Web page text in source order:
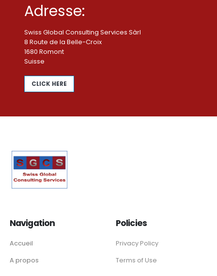
Adresse:
Swiss Global Consulting Services Sàrl
8 Route de la Belle-Croix
1680 Romont
Suisse
CLICK HERE
Navigation
Accueil
A propos
Policies
Privacy Policy
Terms of Use